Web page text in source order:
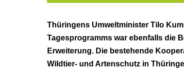
Thüringens Umweltminister Tilo
Tagesprogramms war ebenfalls die
Erweiterung. Die bestehende
Wildtier- und Artenschutz in